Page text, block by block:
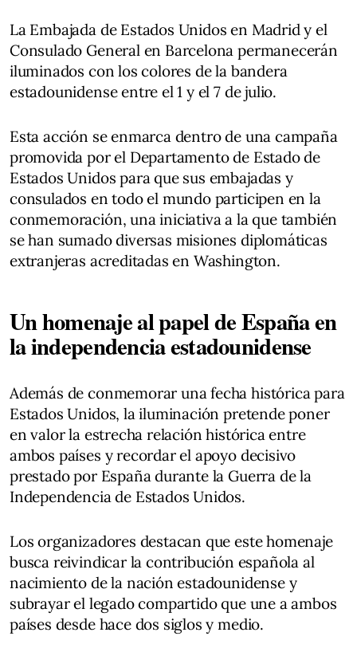
La Embajada de Estados Unidos en Madrid y el
Consulado General en Barcelona permanecerán
iluminados con los colores de la bandera
estadounidense entre el 1 y el 7 de julio.
Esta acción se enmarca dentro de una campaña
promovida por el Departamento de Estado de
Estados Unidos para que sus embajadas y
consulados en todo el mundo participen en la
conmemoración, una iniciativa a la que también
se han sumado diversas misiones diplomáticas
extranjeras acreditadas en Washington.
Un homenaje al papel de España en
la independencia estadounidense
Además de conmemorar una fecha histórica para
Estados Unidos, la iluminación pretende poner
en valor la estrecha relación histórica entre
ambos países y recordar el apoyo decisivo
prestado por España durante la Guerra de la
Independencia de Estados Unidos.
Los organizadores destacan que este homenaje
busca reivindicar la contribución española al
nacimiento de la nación estadounidense y
subrayar el legado compartido que une a ambos
países desde hace dos siglos y medio.